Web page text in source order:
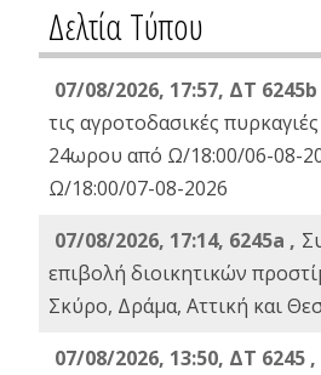
Δελτία Τύπου
07/08/2026, 17:57, ΔΤ 6245b
τις αγροτοδασικές
24ωρου από Ω/18:00/06-08-
Ω/18:00/07-08-2026
07/08/2026, 17:14, 6245a ,
επιβολή διοικητικών
Σκύρο, Δράμα, Αττική και
07/08/2026, 13:50, ΔΤ 6245 ,